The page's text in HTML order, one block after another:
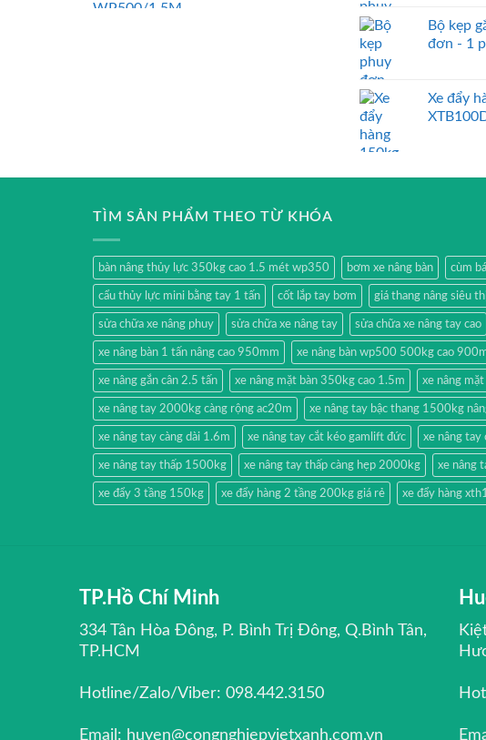
Bộ kẹp
đơn - 1
Xe đẩy
TÌM SẢN PHẨM THEO TỪ KHÓA
bàn nâng thủy lực 350kg cao 1.5 mét wp350 bơm xe nâng bàn cùm
cẩu thủy lực mini bằng tay 1 tấn cốt lắp tay bơm giá thang nâng siêu
sửa chữa xe nâng phuy sửa chữa xe nâng tay sửa chữa xe nâng tay cao
xe nâng bàn 1 tấn nâng cao 950mm xe nâng bàn wp500 500kg cao
xe nâng gắn cân 2.5 tấn xe nâng mặt bàn 350kg cao 1.5m xe nâng
xe nâng tay 2000kg càng rộng ac20m xe nâng tay bậc thang 1500kg
xe nâng tay càng dài 1.6m xe nâng tay cắt kéo gamlift đức xe nâng tay
xe nâng tay thấp 1500kg xe nâng tay thấp càng hẹp 2000kg xe nâng
xe đẩy 3 tầng 150kg xe đẩy hàng 2 tầng 200kg giá rẻ xe đẩy hàng
TP.Hồ Chí Minh
334 Tân Hòa Đông, P. Bình Trị Đông, Q.Bình Tân,
TP.HCM
Hotline/Zalo/Viber: 098.442.3150
Email: huyen@congnghiepvietxanh.com.vn